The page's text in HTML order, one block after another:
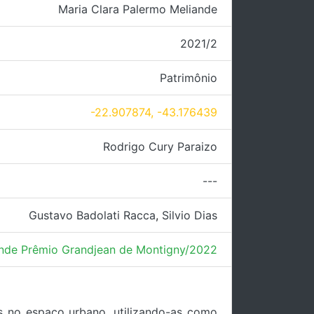
Maria Clara Palermo Meliande
2021/2
Patrimônio
-22.907874, -43.176439
Rodrigo Cury Paraizo
---
Gustavo Badolati Racca, Silvio Dias
Prêmio Grandjean de Montigny/2022